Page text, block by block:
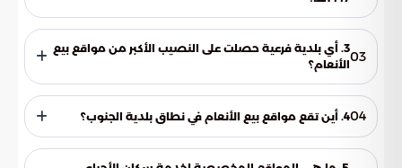
اعتمدت أمانة محافظة جدة 10 نقاط بيع مؤقتة موزعة جغرافياً في
مختلف البلديات الفرعية. تعتمد هذه النقاط على السيارات
المتنقلة لتسهيل الوصول إليها وضمان انسيابية الحركة المرورية
في الطرق الرئيسية.
03 3. أي بلدية فرعية حصلت على النصيب الأكبر من مواقع بيع
الأنعام؟
تعتبر بلدية أم السلم الفرعية هي المنطقة التي تستحوذ على
النصيب الأكبر، حيث تم تخصيص أربعة مواقع استراتيجية فيها.
يعود ذلك لموقعها الحيوي وكثافة الطلب في المناطق المحيطة
044. أين تقع مواقع بيع الأنعام في نطاق بلدية الجنوب؟
تم تخصيص موقعين في بلدية الجنوب لخدمة السكان؛ الموقع
الأول يقع في حي الأجاويد وتحديداً في شارع المنذر بن حارثة. أما